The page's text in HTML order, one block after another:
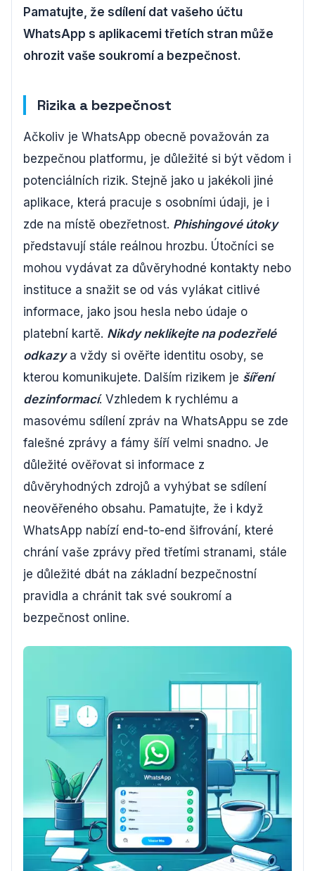
Pamatujte, že sdílení dat vašeho účtu
WhatsApp s aplikacemi třetích stran může
ohrozit vaše soukromí a bezpečnost.
Rizika a bezpečnost
Ačkoliv je WhatsApp obecně považován za
bezpečnou platformu, je důležité si být vědom i
potenciálních rizik. Stejně jako u jakékoli jiné
aplikace, která pracuje s osobními údaji, je i
zde na místě obezřetnost. Phishingové útoky
představují stále reálnou hrozbu. Útočníci se
mohou vydávat za důvěryhodné kontakty nebo
instituce a snažit se od vás vylákat citlivé
informace, jako jsou hesla nebo údaje o
platební kartě. Nikdy neklikejte na podezřelé
odkazya vždy si ověřte identitu osoby, se
kterou komunikujete. Dalším rizikem je šíření
dezinformací. Vzhledem k rychlému a
masovému sdílení zpráv na WhatsAppu se zde
falešné zprávy a fámy šíří velmi snadno. Je
důležité ověřovat si informace z
důvěryhodných zdrojů a vyhýbat se sdílení
neověřeného obsahu. Pamatujte, že i když
WhatsApp nabízí end-to-end šifrování, které
chrání vaše zprávy před třetími stranami, stále
je důležité dbát na základní bezpečnostní
pravidla a chránit tak své soukromí a
bezpečnost online.